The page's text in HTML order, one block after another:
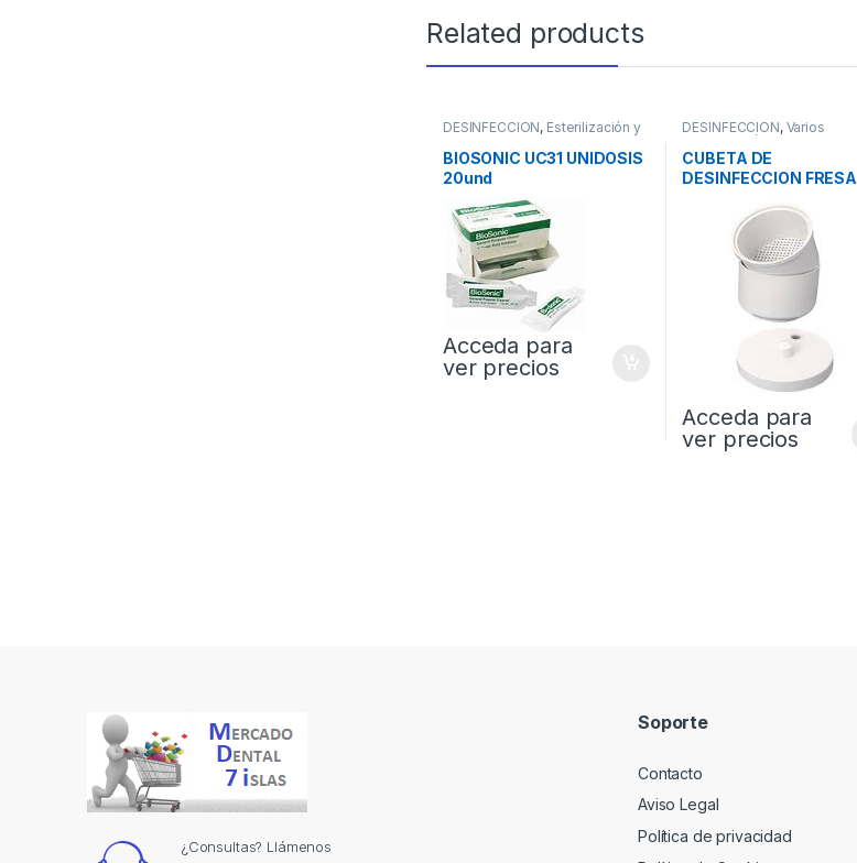
Related products
DESINFECCION, Esterilización y
BIOSONIC UC31 UNIDOSIS
20und
Acceda para
ver precios
DESINFECCION, Varios
Desinfección
CUBETA DE
DESINFECCION FRESA
Acceda para
ver precios
¿Consultas? Llámenos
Soporte
Contacto
Aviso Legal
Política de privacidad